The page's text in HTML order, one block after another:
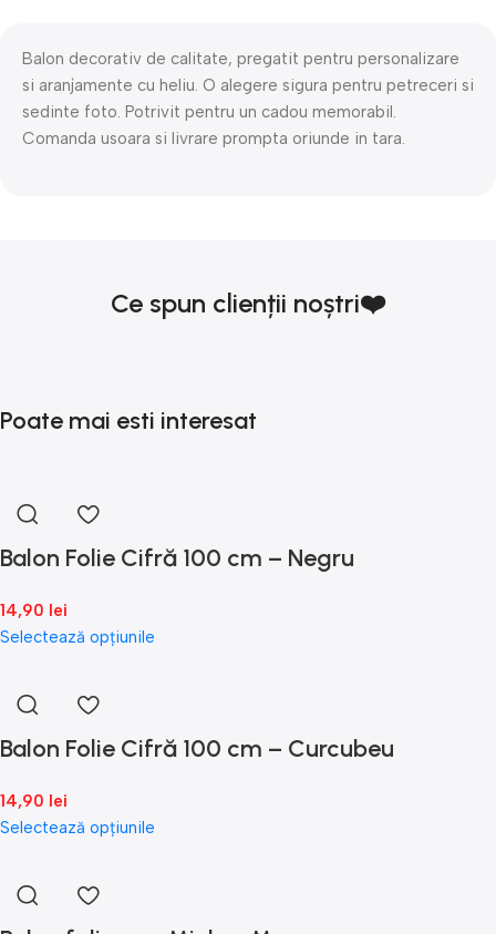
Balon decorativ de calitate, pregatit pentru personalizare
si aranjamente cu heliu. O alegere sigura pentru petreceri si
sedinte foto. Potrivit pentru un cadou memorabil.
Comanda usoara si livrare prompta oriunde in tara.
Ce spun clienții noștri❤️
Poate mai esti interesat
Balon Folie Cifră 100 cm – Negru
14,90 lei
Selectează opțiunile
Balon Folie Cifră 100 cm – Curcubeu
14,90 lei
Selectează opțiunile